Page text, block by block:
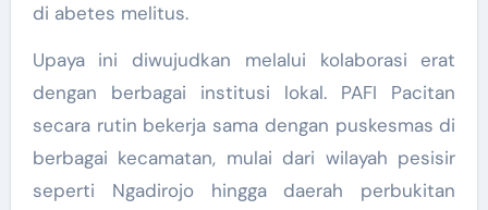
di abetes melitus.
Upaya ini diwujudkan melalui kolaborasi erat
dengan berbagai institusi lokal. PAFI Pacitan
secara rutin bekerja sama dengan puskesmas di
berbagai kecamatan, mulai dari wilayah pesisir
seperti Ngadirojo hingga daerah perbukitan